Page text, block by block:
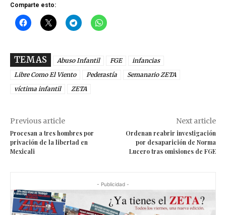
Comparte esto:
TEMAS Abuso Infantil FGE
infancias
Libre Como El Viento
Pederastía
Semanario ZETA
víctima infantil
ZETA
Previous article
Procesan a tres hombres por
privación de la libertad en
Mexicali
Next article
Ordenan reabrir investigación
por desaparición de Norma
Lucero tras omisiones de FGE
- Publicidad -